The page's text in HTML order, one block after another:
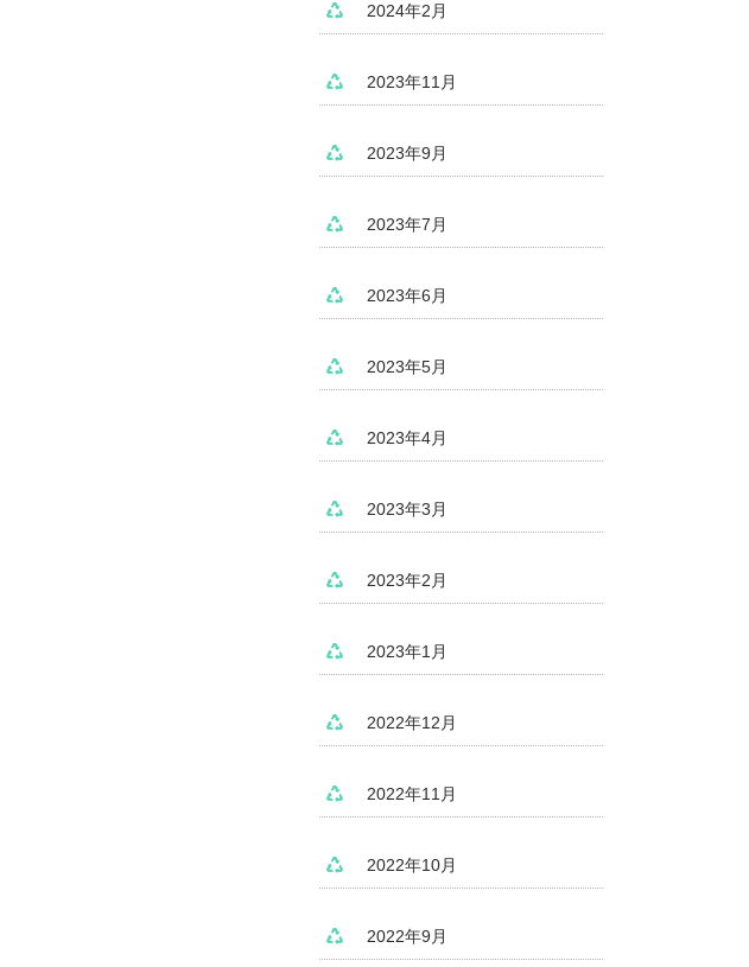
2024年2月
2023年11月
2023年9月
2023年7月
2023年6月
2023年5月
2023年4月
2023年3月
2023年2月
2023年1月
2022年12月
2022年11月
2022年10月
2022年9月